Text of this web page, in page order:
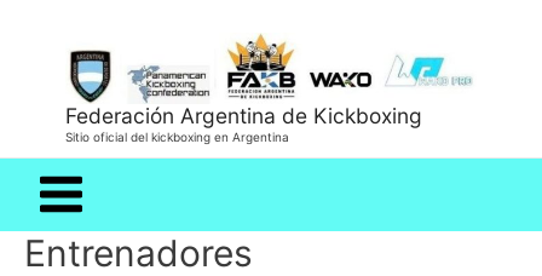
Federación Argentina de Kickboxing
Sitio oficial del kickboxing en Argentina
Main
Menu
Entrenadores